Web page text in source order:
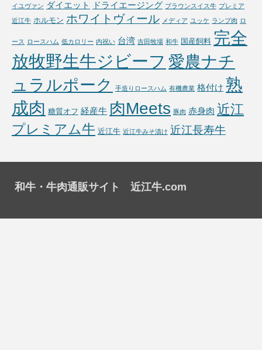
イユヴァン ダイエット ドライエージング ブラウンスイス牛 プレミア
近江牛 ホルモン ホワイトヴィール メディア ユッケ ランプ肉 ロ
ース ロースハム 低カロリー 内祝い 台湾 吉田牧場 和牛 国産飼料 完全
放牧野生牛ジビーフ 愛農ナチ
ュラルポーク
手造りロースハム 有機農業 格付け 熟
成肉 糖質オフ 経産牛 肉Meets 豚肉 赤身肉 近江
プレミアム牛 近江牛 近江牛みそ漬け 近江長寿牛
和牛・牛肉通販サイト 近江牛.com